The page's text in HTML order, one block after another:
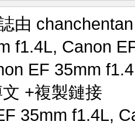
由
f1.4L, Canon
EF 35mm
+複製鏈接
35mm f1.4L,